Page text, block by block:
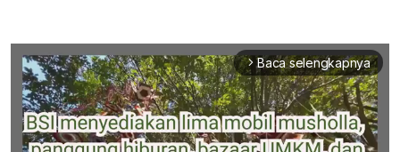
arrow_forward_ios Baca selengkapnya